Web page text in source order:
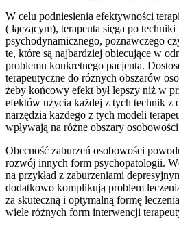
W celu podniesienia efektywności
( łączącym), terapeuta sięga po
psychodynamicznego, poznawczego
te, które są najbardziej obiecujące w
problemu konkretnego pacjenta.
terapeutyczne do różnych obszarów
żeby końcowy efekt był lepszy niż w
efektów użycia każdej z tych technik z
narzędzia każdego z tych modeli
wpływają na różne obszary
Obecność zaburzeń osobowości
rozwój innych form psychopatologii.
na przykład z zaburzeniami
dodatkowo komplikują problem
za skuteczną i optymalną formę
wiele różnych form interwencji